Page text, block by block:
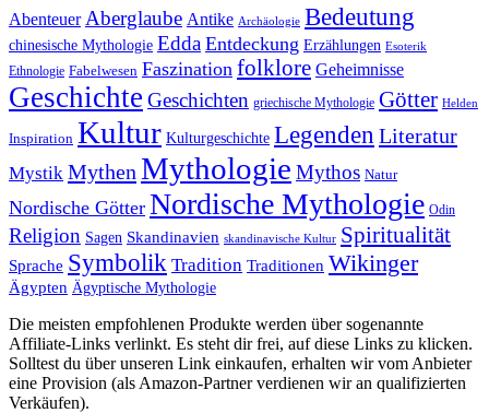
Abenteuer Aberglaube Antike Archäologie Bedeutung
chinesische Mythologie Edda Entdeckung Erzählungen Esoterik
Ethnologie Fabelwesen Faszination folklore Geheimnisse
Geschichte Geschichten griechische Mythologie Götter Helden
Inspiration Kultur Kulturgeschichte Legenden Literatur
Mystik Mythen Mythologie Mythos Natur
Nordische Götter Nordische Mythologie Odin
Religion Sagen Skandinavien skandinavische Kultur Spiritualität
Sprache Symbolik Tradition Traditionen Wikinger
Ägypten Ägyptische Mythologie
Die meisten empfohlenen Produkte werden über sogenannte
Affiliate-Links verlinkt. Es steht dir frei, auf diese Links zu klicken.
Solltest du über unseren Link einkaufen, erhalten wir vom Anbieter
eine Provision (als Amazon-Partner verdienen wir an qualifizierten
Verkäufen).